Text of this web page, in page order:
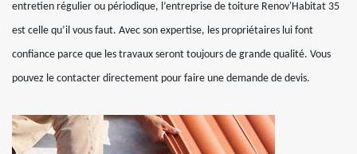
entretien régulier ou périodique, l’entreprise de toiture Renov'Habitat 35
est celle qu’il vous faut. Avec son expertise, les propriétaires lui font
confiance parce que les travaux seront toujours de grande qualité. Vous
pouvez le contacter directement pour faire une demande de devis.